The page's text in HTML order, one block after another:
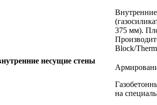
несущие стены
375 мм).
Block/
на